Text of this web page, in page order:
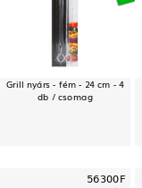
Grill nyárs - fém - 24 cm - 4
db / csomag
56300F